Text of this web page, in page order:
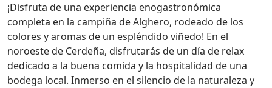
¡Disfruta de una experiencia enogastronómica
completa en la campiña de Alghero, rodeado de los
colores y aromas de un espléndido viñedo! En el
noroeste de Cerdeña, disfrutarás de un día de relax
dedicado a la buena comida y la hospitalidad de una
bodega local. Inmerso en el silencio de la naturaleza y